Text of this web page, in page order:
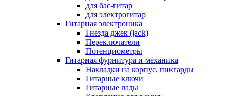
для бас-гитар
для электрогитар
Гитарная электроника
Гнезда джек (jack)
Переключатели
Потенциометры
Гитарная фурнитура и механика
Накладки на корпус, пикгарды
Гитарные ключи
Гитарные лады